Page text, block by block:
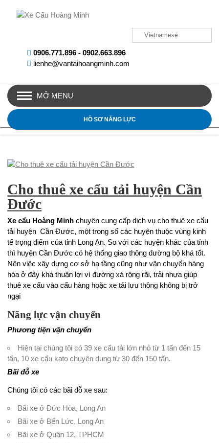
Vietnamese
0906.771.896 - 0902.663.896
lienhe@vantaihoangminh.com
MỞ MENU
HỒ SƠ NĂNG LỰC
Cho thuê xe cẩu tải huyện Cần
Đước
Xe cẩu Hoàng Minh chuyên cung cấp dịch vụ cho thuê xe cẩu
tải huyện Cần Đước, một trong số các huyện thuộc vùng kinh
tế trọng điểm của tỉnh Long An. So với các huyện khác của tỉnh
thì huyện Cần Đước có hệ thống giao thông đường bộ khá tốt.
Nên việc xây dựng cơ sở hạ tầng cũng như vận chuyển hàng
hóa ở đây khá thuận lợi vì đường xá rộng rãi, trải nhựa giúp
thuê xe cẩu vào cẩu hàng hoặc xe tải lưu thông không bị trở
ngại
Năng lực vận chuyển
Phương tiện vận chuyển
Hiện tại chúng tôi có 39 xe cẩu tải lớn nhỏ từ 1 tấn đến 15
tấn, 10 xe cẩu kato chuyên dụng từ 30 đến 150 tấn.
Bãi đỗ xe
Chúng tôi có các bãi đỗ xe sau:
Bãi xe ở Đức Hòa, Long An
Bãi xe ở Bến Lức, Long An
Bãi xe ở Quận 12, TPHCM